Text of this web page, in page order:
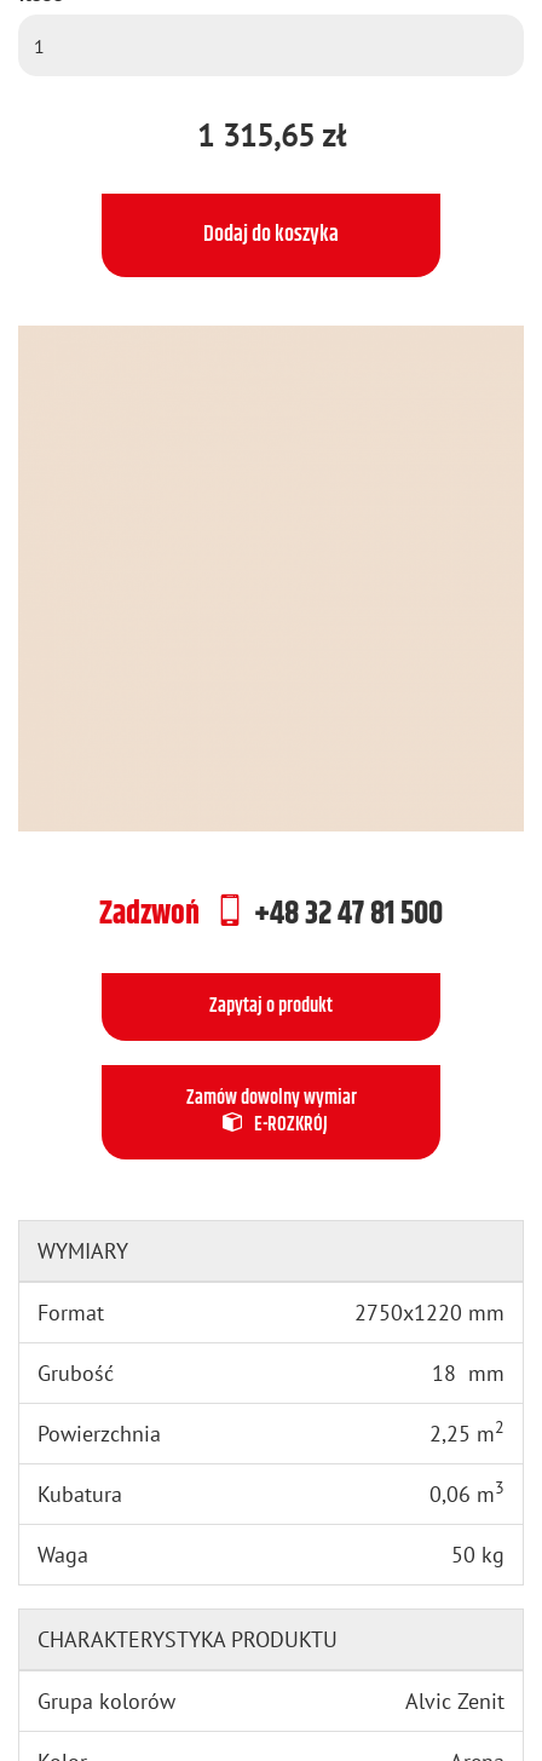
1 315,65 zł
Dodaj do koszyka
Zadzwoń +48 32 47 81 500
Zapytaj o produkt
Zamów dowolny wymiar
E-ROZKRÓJ
WYMIARY
Format 2750x1220 mm
Grubość 18 mm
Powierzchnia 2,25 m2
Kubatura 0,06 m3
Waga 50 kg
CHARAKTERYSTYKA PRODUKTU
Grupa kolorów Alvic Zenit